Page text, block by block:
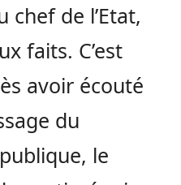
chef de l’Etat,
faits. C’est
avoir écouté
du
le